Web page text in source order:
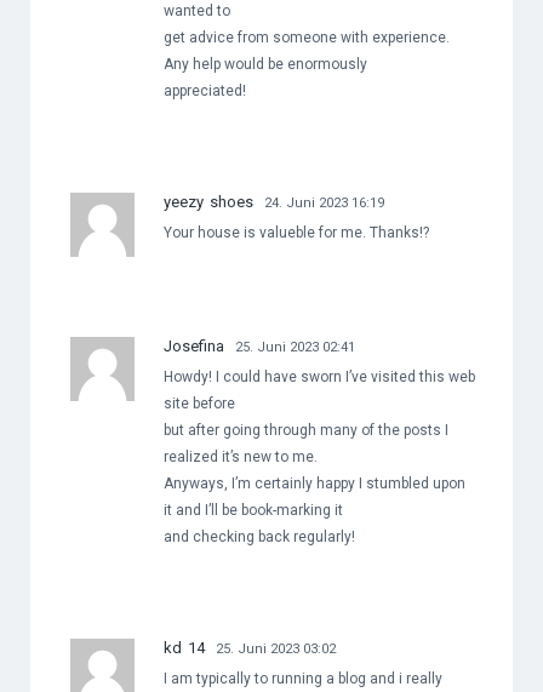
wanted to
get advice from someone with experience.
Any help would be enormously
appreciated!
yeezy shoes 24. Juni 2023 16:19
Your house is valueble for me. Thanks!?
Josefina 25. Juni 2023 02:41
Howdy! I could have sworn I’ve visited this web
site before
but after going through many of the posts I
realized it’s new to me.
Anyways, I’m certainly happy I stumbled upon
it and I’ll be book-marking it
and checking back regularly!
kd 14 25. Juni 2023 03:02
I am typically to running a blog and i really